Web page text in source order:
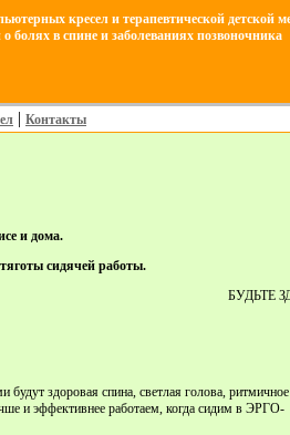
кресел и терапевтической детской
болях в спине и заболеваниях позвоночника
| Контакты
и дома.
сидячей работы.
БУДЬТЕ
здоровая спина, светлая голова, ритмичное
и эффективнее работаем, когда сидим в ЭРГО-